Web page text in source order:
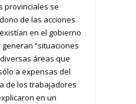
provinciales se
de las acciones
en el gobierno
“situaciones
áreas que
a expensas del
de los trabajadores
en un